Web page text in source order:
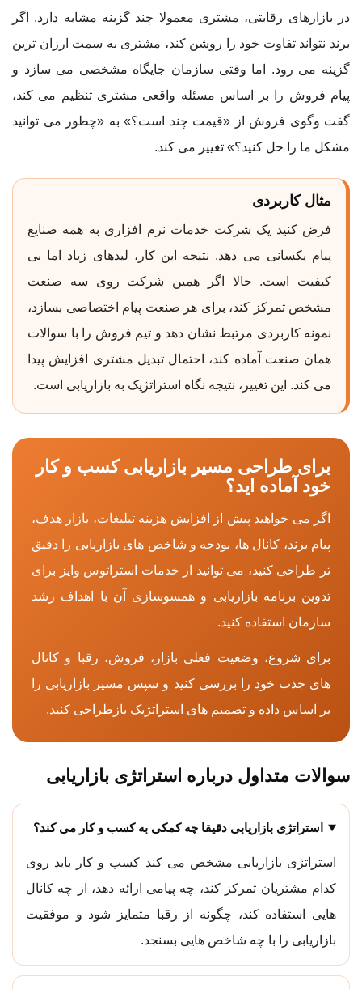
در بازارهای رقابتی، مشتری معمولا چند گزینه مشابه دارد. اگر
برند نتواند تفاوت خود را روشن کند، مشتری به سمت ارزان ترین
گزینه می رود. اما وقتی سازمان جایگاه مشخصی می سازد و
پیام فروش را بر اساس مسئله واقعی مشتری تنظیم می کند،
گفت وگوی فروش از «قیمت چند است؟» به «چطور می توانید
مشکل ما را حل کنید؟» تغییر می کند.
مثال کاربردی
فرض کنید یک شرکت خدمات نرم افزاری به همه صنایع
پیام یکسانی می دهد. نتیجه این کار، لیدهای زیاد اما بی
کیفیت است. حالا اگر همین شرکت روی سه صنعت
مشخص تمرکز کند، برای هر صنعت پیام اختصاصی بسازد،
نمونه کاربردی مرتبط نشان دهد و تیم فروش را با سوالات
همان صنعت آماده کند، احتمال تبدیل مشتری افزایش پیدا
می کند. این تغییر، نتیجه نگاه استراتژیک به بازاریابی است.
برای طراحی مسیر بازاریابی کسب و کار
خود آماده اید؟
اگر می خواهید پیش از افزایش هزینه تبلیغات، بازار هدف،
پیام برند، کانال ها، بودجه و شاخص های بازاریابی را دقیق
تر طراحی کنید، می توانید از خدمات استراتوس وایز برای
تدوین برنامه بازاریابی و همسوسازی آن با اهداف رشد
سازمان استفاده کنید.
برای شروع، وضعیت فعلی بازار، فروش، رقبا و کانال
های جذب خود را بررسی کنید و سپس مسیر بازاریابی را
بر اساس داده و تصمیم های استراتژیک بازطراحی کنید.
سوالات متداول درباره استراتژی بازاریابی
استراتژی بازاریابی دقیقا چه کمکی به کسب و کار می کند؟
استراتژی بازاریابی مشخص می کند کسب و کار باید روی
کدام مشتریان تمرکز کند، چه پیامی ارائه دهد، از چه کانال
هایی استفاده کند، چگونه از رقبا متمایز شود و موفقیت
بازاریابی را با چه شاخص هایی بسنجد.